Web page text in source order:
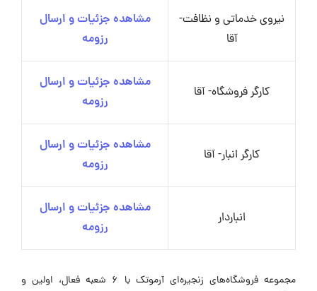
نیروی خدماتی و نظافت-
آقا
مشاهده جزئیات و ارسال
رزومه
کارگر فروشگاه- آقا
مشاهده جزئیات و ارسال
رزومه
کارگر انبار- آقا
مشاهده جزئیات و ارسال
رزومه
انباردار
مشاهده جزئیات و ارسال
رزومه
مجموعه فروشگاه‌های زنجیره‌ای آرموتک با ۶ شعبه فعال، اولین و